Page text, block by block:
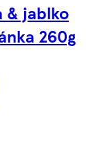
& jablko
260g